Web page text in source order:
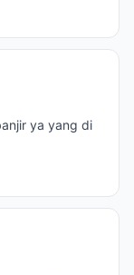
ya yang di